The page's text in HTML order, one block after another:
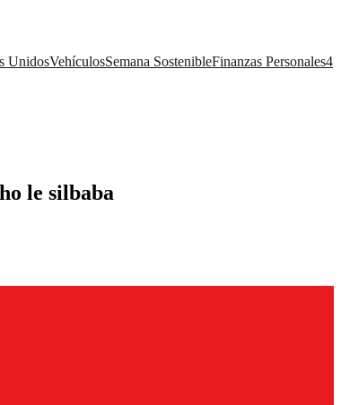
UnidosVehículosSemana SostenibleFinanzas Personales4
le silbaba